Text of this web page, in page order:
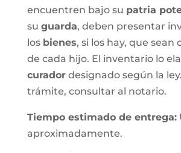
encuentren bajo su patria
su guarda, deben presentar
los bienes, si los hay, que sean
de cada hijo. El inventario lo
curadordesignado según la
trámite, consultar al notario.
Tiempo estimado de entrega:
aproximadamente.